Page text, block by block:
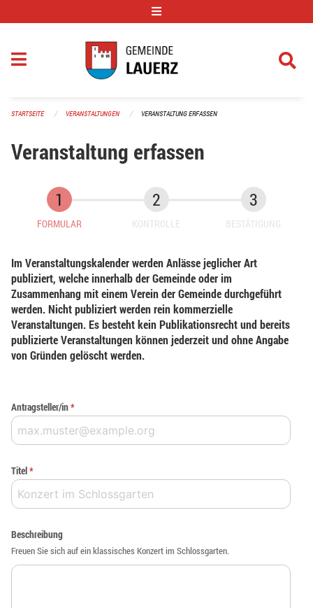
STARTSEITE VERANSTALTUNGEN VERANSTALTUNG ERFASSEN
Veranstaltung erfassen
FORMULAR KONTROLLE BESTÄTIGUNG
Im Veranstaltungskalender werden Anlässe jeglicher Art
publiziert, welche innerhalb der Gemeinde oder im
Zusammenhang mit einem Verein der Gemeinde durchgeführt
werden. Nicht publiziert werden rein kommerzielle
Veranstaltungen. Es besteht kein Publikationsrecht und bereits
publizierte Veranstaltungen können jederzeit und ohne Angabe
von Gründen gelöscht werden.
Antragsteller/in*
Titel*
Beschreibung
Freuen Sie sich auf ein klassisches Konzert im Schlossgarten.